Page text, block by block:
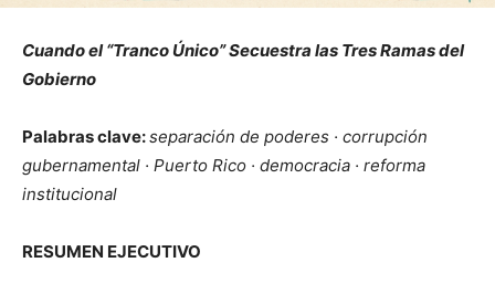
Cuando el “Tranco Único” Secuestra las Tres Ramas del
Gobierno
Palabras clave:separación de poderes · corrupción
gubernamental · Puerto Rico · democracia · reforma
institucional
RESUMEN EJECUTIVO